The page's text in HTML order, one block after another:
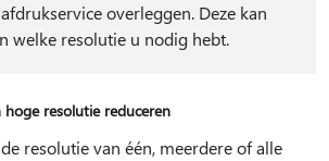
overleggen. Deze kan
welke resolutie u nodig hebt.
resolutie reduceren
resolutie van één, meerdere of alle